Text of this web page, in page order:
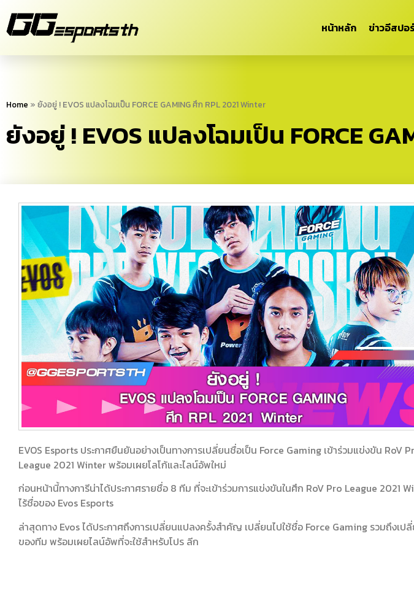
หน้าหลัก ข่าวอีสปอ
Home » ยังอยู่ ! EVOS แปลงโฉมเป็น FORCE GAMING ศึก RPL 2021 Winter
ยังอยู่ ! EVOS แปลงโฉมเป็น FORCE
EVOS Esports ประกาศยืนยันอย่างเป็นทางการเปลี่ยนชื่อเป็น Force Gaming เข้าร่วมแข่งขัน RoV
League 2021 Winter พร้อมเผยโลโก้และไลน์อัพใหม่
ก่อนหน้านี้ทางการีน่าได้ประกาศรายชื่อ 8 ทีม ที่จะเข้าร่วมการแข่งขันในศึก RoV Pro League 2021
ไร้ชื่อของ Evos Esports
ล่าสุดทาง Evos ได้ประกาศถึงการเปลี่ยนแปลงครั้งสำคัญ เปลี่ยนไปใช้ชื่อ Force Gaming รวมถึงเป
ของทีม พร้อมเผยไลน์อัพที่จะใช้สำหรับโปร ลีก